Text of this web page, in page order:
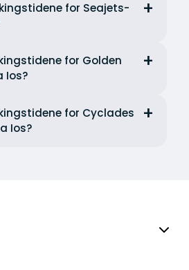
for Seajets-
for Golden
Ios?
for Cyclades
Ios?